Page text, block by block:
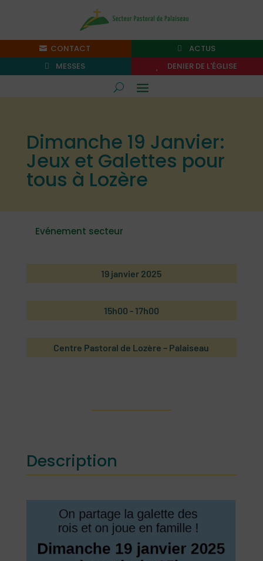
CONTACT
ACTUS
MESSES
DENIER DE L'ÉGLISE
Dimanche 19 Janvier:
Jeux et Galettes pour
tous à Lozère
Evénement secteur
19 janvier 2025
15h00 - 17h00
Centre Pastoral de Lozère – Palaiseau
Description